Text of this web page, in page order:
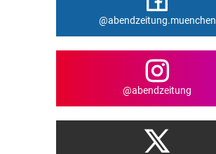
@abendzeitung.muenchen
@abendzeitung